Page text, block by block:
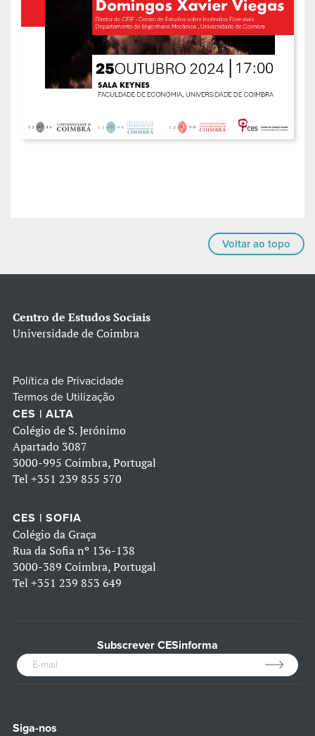
Voltar ao topo
Centro de Estudos Sociais
Universidade de Coimbra
Política de Privacidade
Termos de Utilização
CES | ALTA
Colégio de S. Jerónimo
Apartado 3087
3000-995 Coimbra, Portugal
Tel +351 239 855 570
CES | SOFIA
Colégio da Graça
Rua da Sofia nº 136-138
3000-389 Coimbra, Portugal
Tel +351 239 853 649
Subscrever CESinforma
Siga-nos